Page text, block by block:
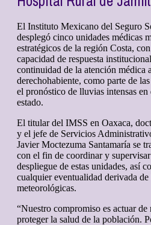
El Instituto Mexicano del Seguro
desplegó cinco unidades médicas
estratégicos de la región Costa,
capacidad de respuesta
continuidad de la atención médica
derechohabiente, como parte de
el pronóstico de lluvias intensas en
estado.
El titular del IMSS en Oaxaca,
y el jefe de Servicios
Javier Moctezuma Santamaría se
con el fin de coordinar y
despliegue de estas unidades, así
cualquier eventualidad derivada
meteorológicas.
“Nuestro compromiso es actuar de
proteger la salud de la población.